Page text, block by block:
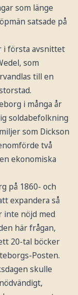
som länge
satsade på
i första avsnittet
som
till en
i många år
soldabefolkning
som Dickson
två
ekonomiska
på 1860- och
expandera så
inte nöjd med
här frågan,
20-tal böcker
Posten.
skulle